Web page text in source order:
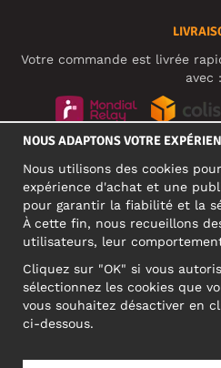
Votre commande est livrée
avec :
ADRESSE
Narva mnt 5, EE-
Reg:
ATTENTION ! N'envoyez pas
NOUS ADAPTONS VOTRE
Nous utilisons des cookies
expérience d'achat et une
pour garantir la fiabilité et la
À cette fin, nous recueillons
utilisateurs, leur
Cliquez sur "OK" si vous
sélectionnez les cookies que
vous souhaitez désactiver en
ci-dessous.